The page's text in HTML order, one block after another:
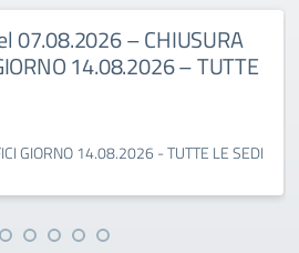
07.08.2026 – CHIUSURA
14.08.2026 – TUTTE
GIORNO 14.08.2026 - TUTTE LE SEDI